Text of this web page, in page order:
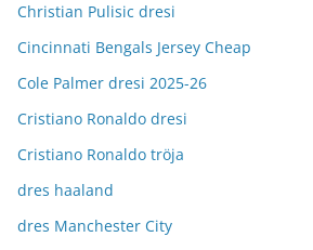
Christian Pulisic dresi
Cincinnati Bengals Jersey Cheap
Cole Palmer dresi 2025-26
Cristiano Ronaldo dresi
Cristiano Ronaldo tröja
dres haaland
dres Manchester City